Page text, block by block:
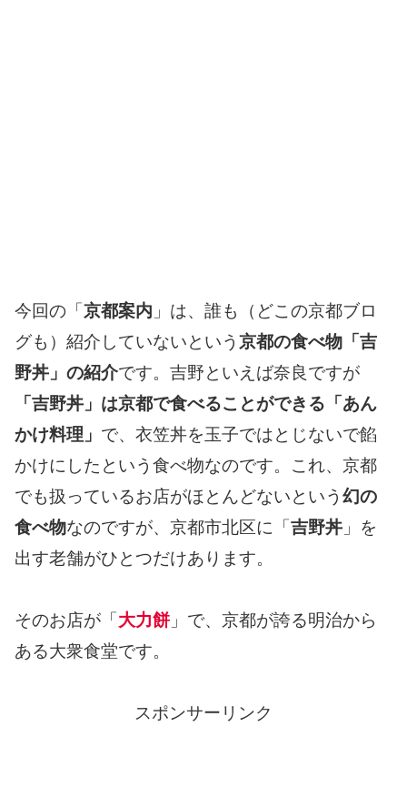
今回の「 京都案内 」は、誰も（どこの京都ブロ
グも）紹介していないという 京都の食べ物「吉
野丼」の紹介です。吉野といえば奈良ですが
「吉野丼」は京都で食べることができる「あん
かけ料理」 で、衣笠丼を玉子ではとじないで餡
かけにしたという食べ物なのです。これ、京都
でも扱っているお店がほとんどないという 幻の
食べ物なのですが、京都市北区に「 吉野丼 」を
出す老舗がひとつだけあります。
そのお店が「 大力餅 」で、京都が誇る明治から
ある大衆食堂です。
スポンサーリンク